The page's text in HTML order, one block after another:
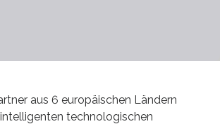
aus 6 europäischen Ländern
technologischen